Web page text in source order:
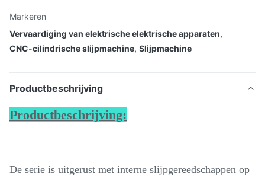
Markeren
Vervaardiging van elektrische elektrische apparaten,
CNC-cilindrische slijpmachine, Slijpmachine
Productbeschrijving
Productbeschrijving:
De serie is uitgerust met interne slijpgereedschappen op